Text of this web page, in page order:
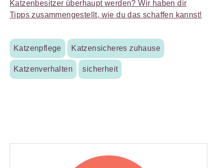
Katzenbesitzer überhaupt werden? Wir haben dir
Tipps zusammengestellt, wie du das schaffen kannst!
Katzenpflege Katzensicheres zuhause
Katzenverhalten sicherheit